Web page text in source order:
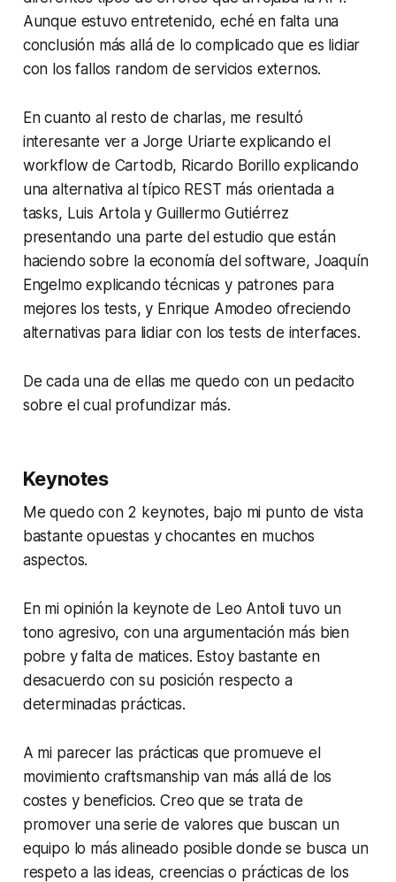
Aunque estuvo entretenido, eché en falta una
conclusión más allá de lo complicado que es lidiar
con los fallos random de servicios externos.
En cuanto al resto de charlas, me resultó
interesante ver a Jorge Uriarte explicando el
workflow de Cartodb, Ricardo Borillo explicando
una alternativa al típico REST más orientada a
tasks, Luis Artola y Guillermo Gutiérrez
presentando una parte del estudio que están
haciendo sobre la economía del software, Joaquín
Engelmo explicando técnicas y patrones para
mejores los tests, y Enrique Amodeo ofreciendo
alternativas para lidiar con los tests de interfaces.
De cada una de ellas me quedo con un pedacito
sobre el cual profundizar más.
Keynotes
Me quedo con 2 keynotes, bajo mi punto de vista
bastante opuestas y chocantes en muchos
aspectos.
En mi opinión la keynote de Leo Antoli tuvo un
tono agresivo, con una argumentación más bien
pobre y falta de matices. Estoy bastante en
desacuerdo con su posición respecto a
determinadas prácticas.
A mi parecer las prácticas que promueve el
movimiento craftsmanship van más allá de los
costes y beneficios. Creo que se trata de
promover una serie de valores que buscan un
equipo lo más alineado posible donde se busca un
respeto a las ideas, creencias o prácticas de los